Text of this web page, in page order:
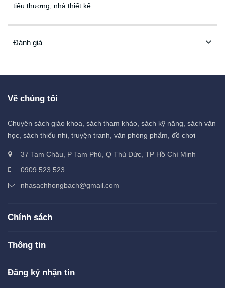
tiểu thương, nhà thiết kế.
Đánh giá
Về chúng tôi
Chuyên sách giáo khoa, sách tham khảo, sách kỹ năng, sách văn
học, sách thiếu nhi, truyện tranh, văn phòng phẩm, đồ chơi
37 Tam Châu, P Tam Phú, Q Thủ Đức, TP Hồ Chí Minh
0909 523 523
nhasachhongbach@gmail.com
Chính sách
Thông tin
Đăng ký nhận tin